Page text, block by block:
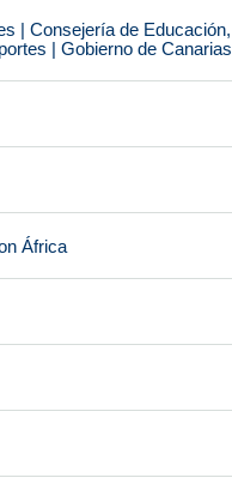
| Consejería de Educación,
| Gobierno de Canarias
África